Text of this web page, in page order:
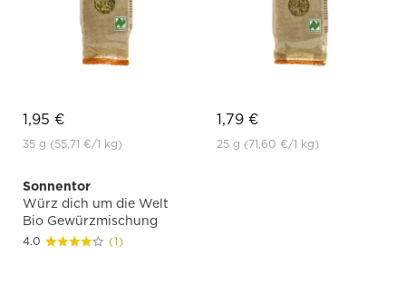
1,95 €
35 g (55,71 €/1 kg)
1,79 €
25 g (71,60 €/1 kg)
Sonnentor
Würz dich um die Welt
Bio Gewürzmischung
4.0 (1)